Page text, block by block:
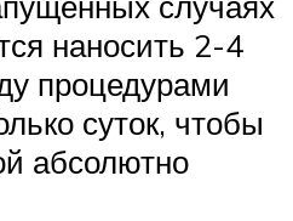
наносить 2-4
процедурами
суток, чтобы
абсолютно